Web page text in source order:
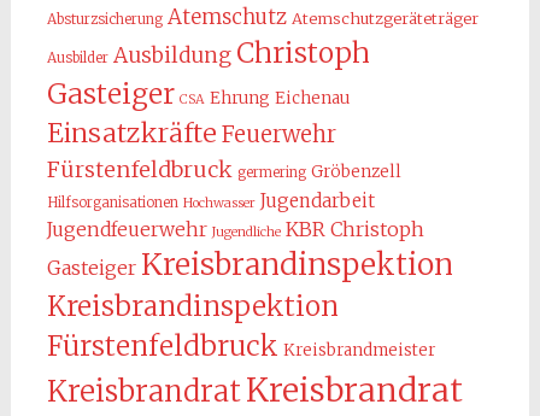
Absturzsicherung Atemschutz Atemschutzgeräteträger
Ausbilder Ausbildung Christoph
Gasteiger CSA Ehrung Eichenau
Einsatzkräfte Feuerwehr
Fürstenfeldbruck germering Gröbenzell
Hilfsorganisationen Hochwasser Jugendarbeit
Jugendfeuerwehr Jugendliche KBR Christoph
Gasteiger Kreisbrandinspektion
Kreisbrandinspektion
Fürstenfeldbruck Kreisbrandmeister
KreisbrandratKreisbrandrat